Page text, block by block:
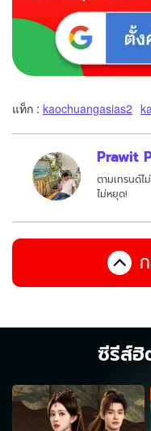
แท็ก : kaochuangasias2
Prawit
ตามเทรนด์ไ
ไม่หยุด!
ซีรีส์ฮิ